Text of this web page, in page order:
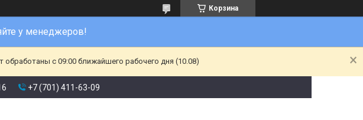
Корзина
у менеджеров!
с 09:00 ближайшего рабочего дня (10.08)
+7 (701) 411-63-09